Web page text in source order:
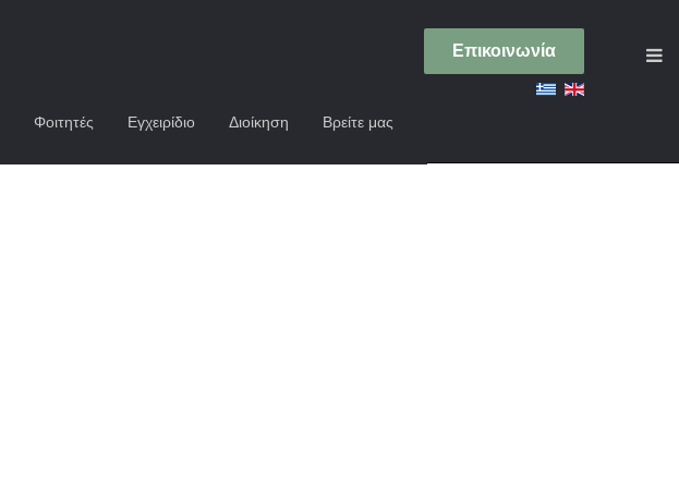
Φοιτητές Εγχειρίδιο Διοίκηση Βρείτε μας
Επικοινωνία